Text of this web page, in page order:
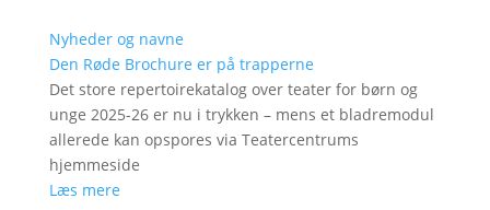
Nyheder og navne
Den Røde Brochure er på trapperne
Det store repertoirekatalog over teater for børn og
unge 2025-26 er nu i trykken – mens et bladremodul
allerede kan opspores via Teatercentrums
hjemmeside
Læs mere